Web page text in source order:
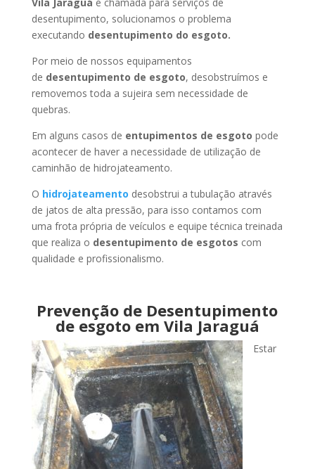
desentupimento, solucionamos o problema
executando desentupimento do esgoto.
Por meio de nossos equipamentos
de desentupimento de esgoto, desobstruímos e
removemos toda a sujeira sem necessidade de
quebras.
Em alguns casos de entupimentos de esgoto pode
acontecer de haver a necessidade de utilização de
caminhão de hidrojateamento.
O hidrojateamento desobstrui a tubulação através
de jatos de alta pressão, para isso contamos com
uma frota própria de veículos e equipe técnica treinada
que realiza o desentupimento de esgotos com
qualidade e profissionalismo.
Prevenção de Desentupimento
de esgoto em Vila Jaraguá
Estar